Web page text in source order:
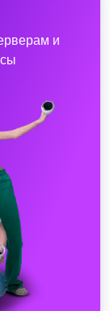
и